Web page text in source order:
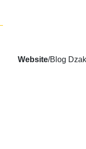
Website/Blog